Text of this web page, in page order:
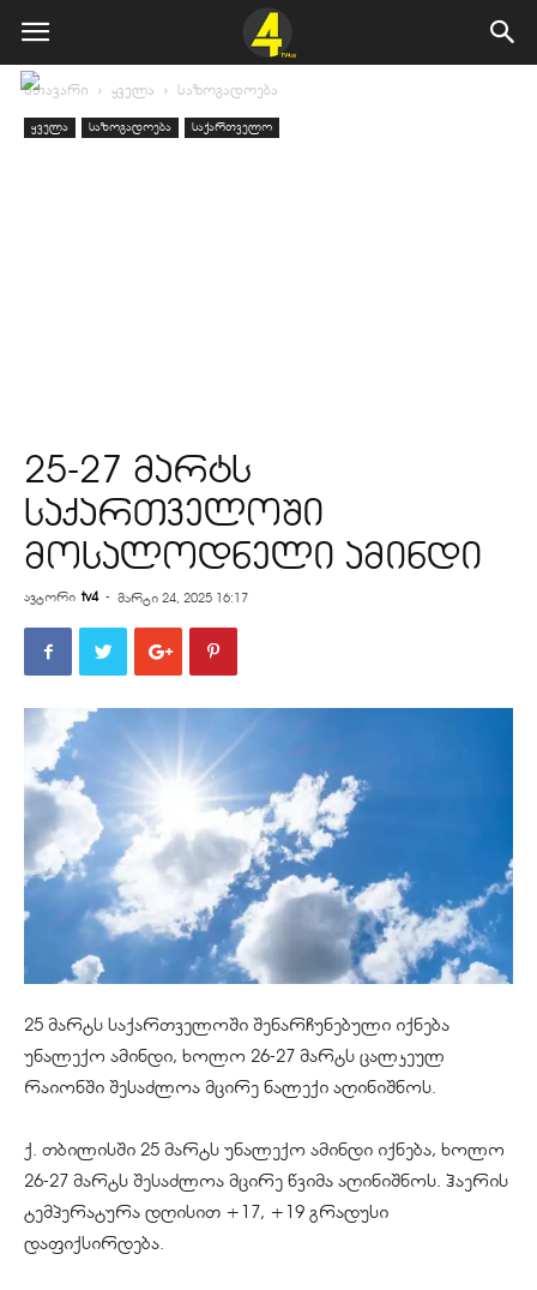
მთავარი ყველა საზოგადოება
ყველა საზოგადოება საქართველო
25-27 მარტს
საქართველოში
მოსალოდნელი ამინდი
ავტორი tv4 - მარტი 24, 2025 16:17
25 მარტს საქართველოში შენარჩუნებული იქნება
უნალექო ამინდი, ხოლო 26-27 მარტს ცალკეულ
რაიონში შესაძლოა მცირე ნალექი აღინიშნოს.
ქ. თბილისში 25 მარტს უნალექო ამინდი იქნება, ხოლო
26-27 მარტს შესაძლოა მცირე წვიმა აღინიშნოს. ჰაერის
ტემპერატურა დღისით +17, +19 გრადუსი
დაფიქსირდება.